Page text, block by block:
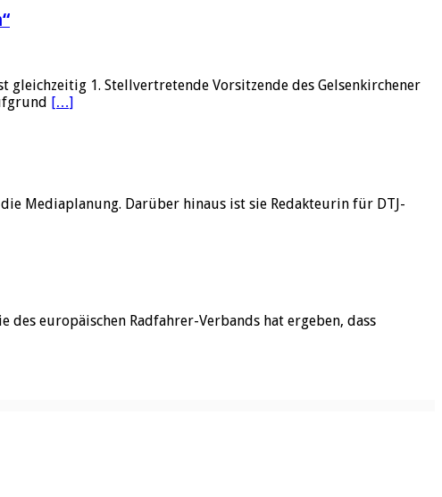
1. Stellvertretende Vorsitzende des Gelsenkirchener
[…]
Mediaplanung. Darüber hinaus ist sie Redakteurin für DTJ-
des europäischen Radfahrer-Verbands hat ergeben, dass